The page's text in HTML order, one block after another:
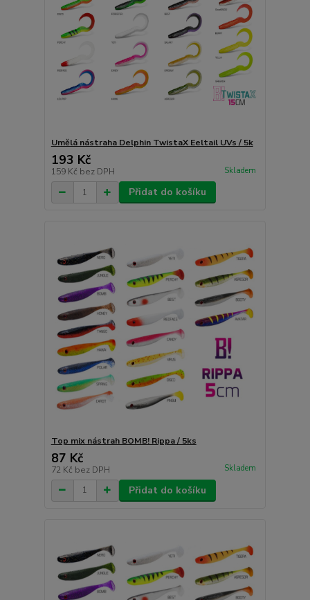
Umělá nástraha Delphin TwistaX Eeltail UVs / 5k
193 Kč
159 Kč bez DPH Skladem
Přidat do košíku
Top mix nástrah BOMB! Rippa / 5ks
87 Kč
72 Kč bez DPH Skladem
Přidat do košíku